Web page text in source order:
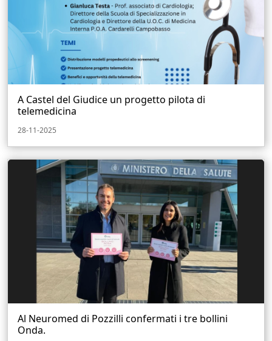
A Castel del Giudice un progetto pilota di
telemedicina
28-11-2025
Al Neuromed di Pozzilli confermati i tre bollini
Onda.